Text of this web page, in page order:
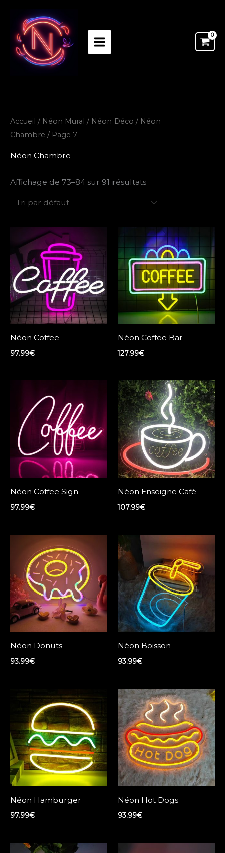
contenu
Accueil / Néon Mural / Néon Déco / Néon
Chambre / Page 7
Néon Chambre
Affichage de 73–84 sur 91 résultats
Néon Coffee
97.99€
Néon Coffee Bar
127.99€
Néon Coffee Sign
97.99€
Néon Enseigne Café
107.99€
Néon Donuts
93.99€
Néon Boisson
93.99€
Néon Hamburger
97.99€
Néon Hot Dogs
93.99€